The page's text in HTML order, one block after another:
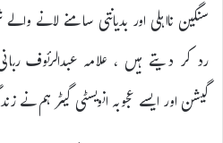
سنگین نااہلی اور بدیانتی سامنے لانے
رد کر دیتے ہیں ، علامہ عبدالرئوف
گیشن اور ایسے عجوبہ انویسٹی گیٹر ہم نے